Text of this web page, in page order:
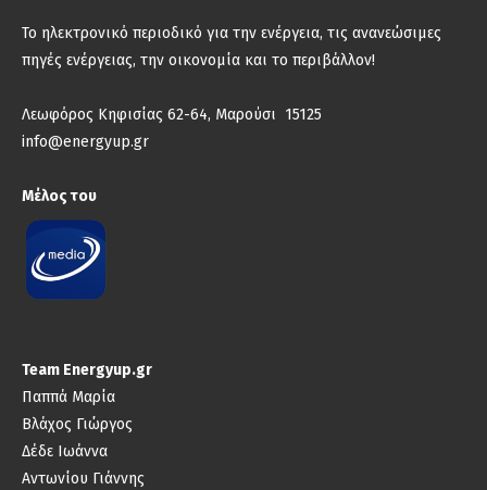
Το ηλεκτρονικό περιοδικό για την ενέργεια, τις ανανεώσιμες
πηγές ενέργειας, την οικονομία και το περιβάλλον!
Λεωφόρος Κηφισίας 62-64, Μαρούσι 15125
info@energyup.gr
Μέλος του
Team Energyup.gr
Παππά Μαρία
Βλάχος Γιώργος
Δέδε Ιωάννα
Αντωνίου Γιάννης